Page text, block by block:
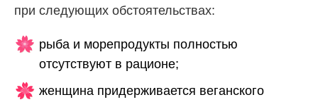
при следующих обстоятельствах:
рыба и морепродукты полностью
отсутствуют в рационе;
женщина придерживается веганского